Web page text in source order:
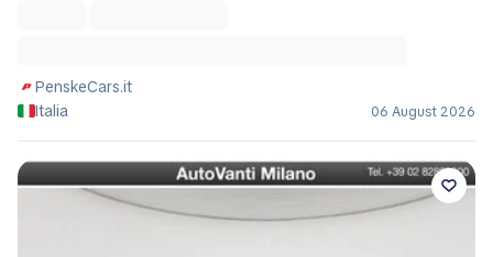
PenskeCars.it
Italia
06 August 2026